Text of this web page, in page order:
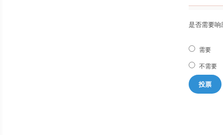
是否需要响
需要
不需要
投票